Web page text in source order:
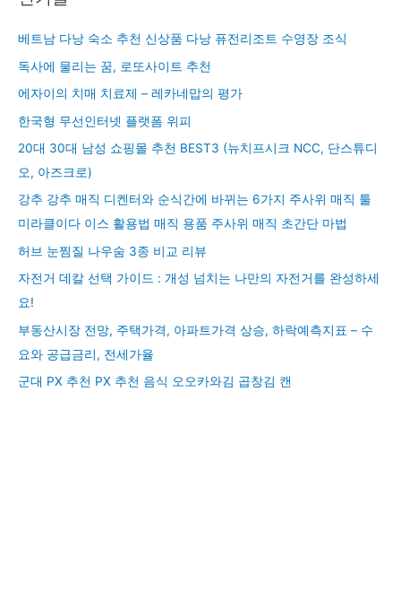
베트남 다낭 숙소 추천 신상품 다낭 퓨전리조트 수영장 조식
독사에 물리는 꿈, 로또사이트 추천
에자이의 치매 치료제 – 레카네맙의 평가
한국형 무선인터넷 플랫폼 위피
20대 30대 남성 쇼핑몰 추천 BEST3 (뉴치프시크 NCC, 단스튜디
오, 아즈크로)
강추 강추 매직 디켄터와 순식간에 바뀌는 6가지 주사위 매직 툴
미라클이다 이스 활용법 매직 용품 주사위 매직 초간단 마법
허브 눈찜질 나우숨 3종 비교 리뷰
자전거 데칼 선택 가이드 : 개성 넘치는 나만의 자전거를 완성하세
요!
부동산시장 전망, 주택가격, 아파트가격 상승, 하락예측지표 – 수
요와 공급금리, 전세가율
군대 PX 추천 PX 추천 음식 오오카와김 곱창김 캔